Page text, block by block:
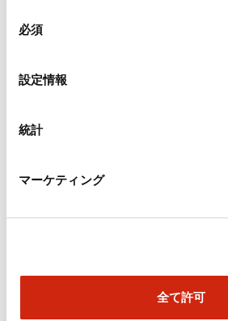
必須
設定情報
統計
マーケティング
全て許可
A6シリーズ φ16小形コントロー
フラッシュベゼル［アクセサリ］
フラッシュベゼル（アクセサリ2